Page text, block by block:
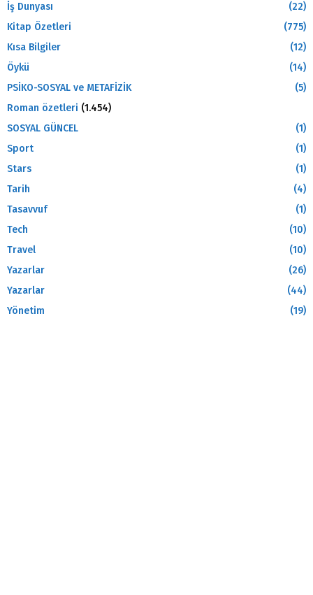
İş Dunyası
(22)
Kitap Özetleri
(775)
Kısa Bilgiler
(12)
Öykü
(14)
PSİKO-SOSYAL ve METAFİZİK
(5)
Roman özetleri (1.454)
SOSYAL GÜNCEL
(1)
Sport
(1)
Stars
(1)
Tarih
(4)
Tasavvuf
(1)
Tech
(10)
Travel
(10)
Yazarlar
(26)
Yazarlar
(44)
Yönetim
(19)